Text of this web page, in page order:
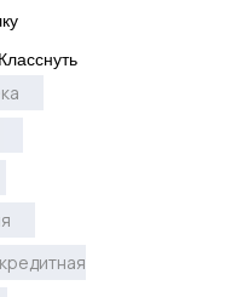
Класснуть
кредитная